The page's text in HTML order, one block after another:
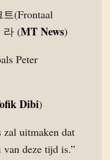
(Frontaal
라 (MT News)
Peter
Dibi)
zal uitmaken dat
deze tijd is.”